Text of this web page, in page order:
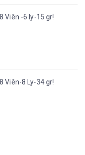
Viên -6 ly-15 gr!
Viên-8 Ly-34 gr!